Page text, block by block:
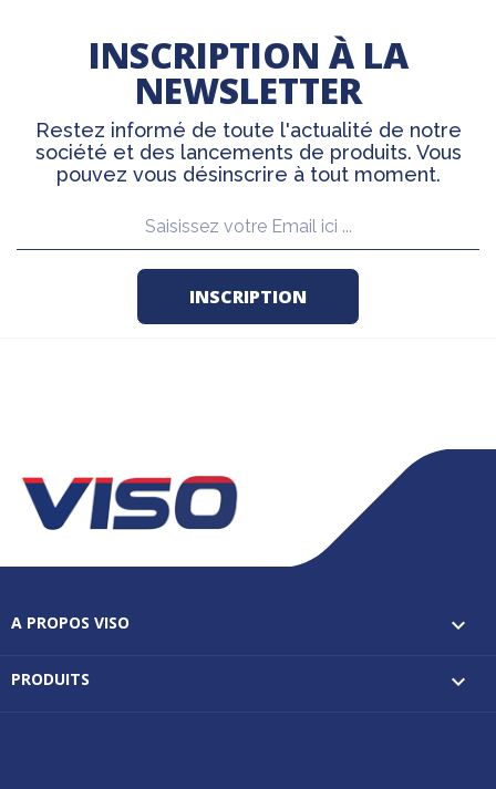
INSCRIPTION À LA
NEWSLETTER
Restez informé de toute l'actualité de notre
société et des lancements de produits. Vous
pouvez vous désinscrire à tout moment.
A PROPOS VISO 
PRODUITS 